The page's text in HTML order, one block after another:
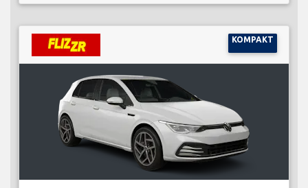
KOMPAKT